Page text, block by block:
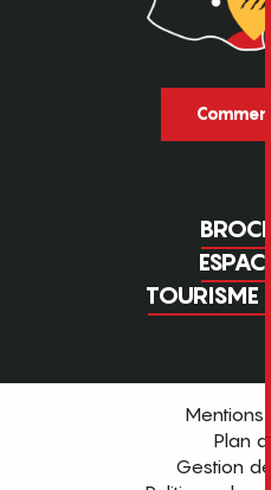
TOURISME
Mentions
Plan
Gestion